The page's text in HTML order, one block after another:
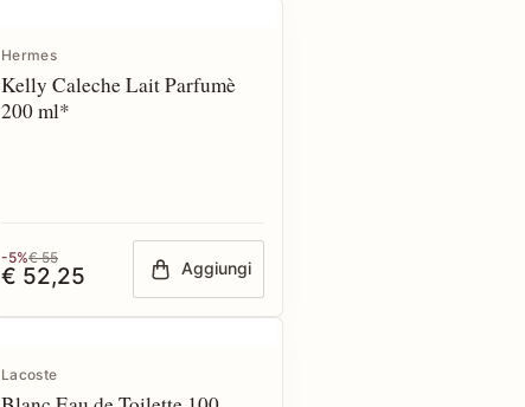
Hermes
Kelly Caleche Lait Parfumè
200 ml*
-5%€ 55
€ 52,25 Aggiungi
Lacoste